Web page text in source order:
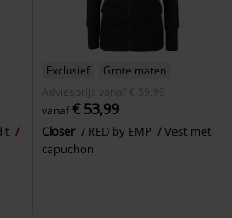
Exclusief
Grote maten
Adviesprijs
vanaf € 59,99
vanaf€ 53,99
Closer RED by EMP
Vest met
capuchon